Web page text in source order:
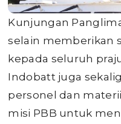
Kunjungan
selain memberikan
kepada seluruh
Indobatt juga
personel dan
misi PBB untuk